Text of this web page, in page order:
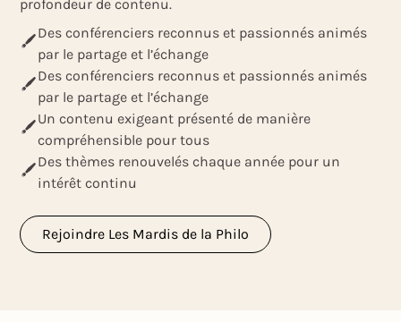
profondeur de contenu.
Des conférenciers reconnus et passionnés animés
par le partage et l’échange
Des conférenciers reconnus et passionnés animés
par le partage et l’échange
Un contenu exigeant présenté de manière
compréhensible pour tous
Des thèmes renouvelés chaque année pour un
intérêt continu
Rejoindre Les Mardis de la Philo